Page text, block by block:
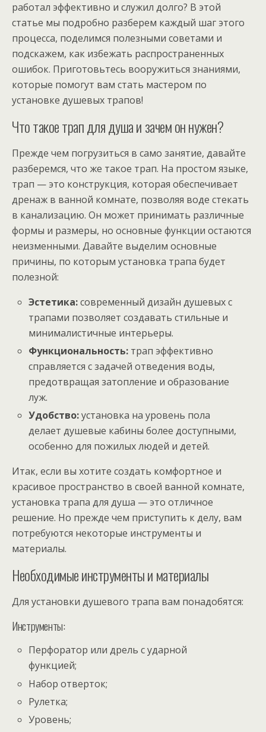
работал эффективно и служил долго? В этой
статье мы подробно разберем каждый шаг этого
процесса, поделимся полезными советами и
подскажем, как избежать распространенных
ошибок. Приготовьтесь вооружиться знаниями,
которые помогут вам стать мастером по
установке душевых трапов!
Что такое трап для душа и зачем он нужен?
Прежде чем погрузиться в само занятие, давайте
разберемся, что же такое трап. На простом языке,
трап — это конструкция, которая обеспечивает
дренаж в ванной комнате, позволяя воде стекать
в канализацию. Он может принимать различные
формы и размеры, но основные функции остаются
неизменными. Давайте выделим основные
причины, по которым установка трапа будет
полезной:
Эстетика:современный дизайн душевых с
трапами позволяет создавать стильные и
минималистичные интерьеры.
Функциональность: трап эффективно
справляется с задачей отведения воды,
предотвращая затопление и образование
луж.
Удобство:установка на уровень пола
делает душевые кабины более доступными,
особенно для пожилых людей и детей.
Итак, если вы хотите создать комфортное и
красивое пространство в своей ванной комнате,
установка трапа для душа — это отличное
решение. Но прежде чем приступить к делу, вам
потребуются некоторые инструменты и
материалы.
Необходимые инструменты и материалы
Для установки душевого трапа вам понадобятся:
Инструменты:
Перфоратор или дрель с ударной
функцией;
Набор отверток;
Рулетка;
Уровень;